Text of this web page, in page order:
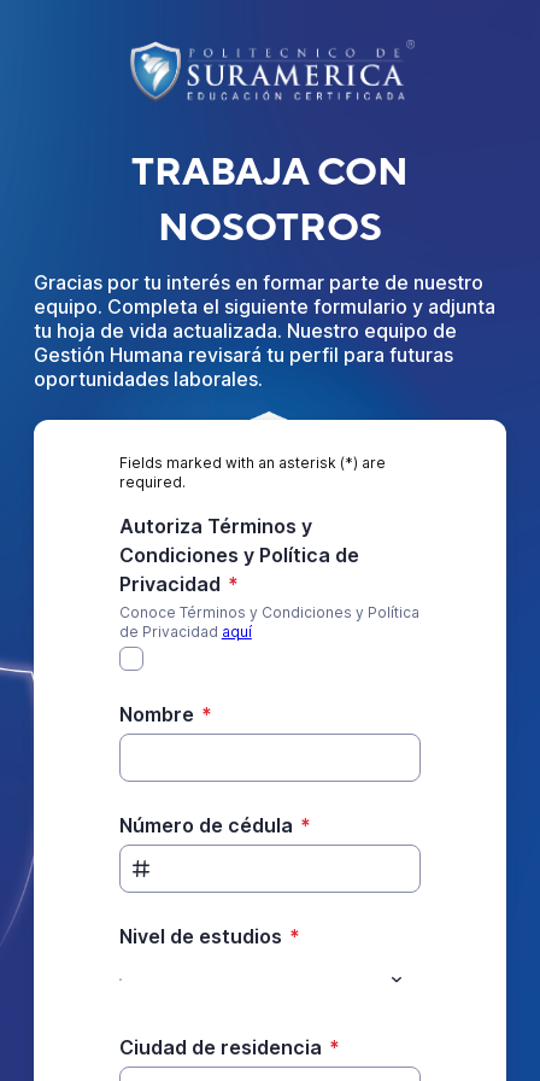
TRABAJA CON
NOSOTROS
Gracias por tu interés en formar parte de nuestro
equipo. Completa el siguiente formulario y adjunta
tu hoja de vida actualizada. Nuestro equipo de
Gestión Humana revisará tu perfil para futuras
oportunidades laborales.
Fields marked with an asterisk (*) are
required.
Autoriza Términos y
Condiciones y Política de
Privacidad *
Conoce Términos y Condiciones y Política
de Privacidad aquí
Nombre *
Número de cédula *
Nivel de estudios *
Ciudad de residencia *